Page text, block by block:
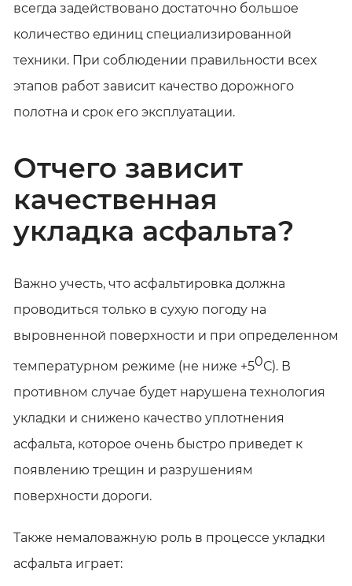
всегда задействовано достаточно большое
количество единиц специализированной
техники. При соблюдении правильности всех
этапов работ зависит качество дорожного
полотна и срок его эксплуатации.
Отчего зависит
качественная
укладка асфальта?
Важно учесть, что асфальтировка должна
проводиться только в сухую погоду на
выровненной поверхности и при определенном
температурном режиме (не ниже +50С). В
противном случае будет нарушена технология
укладки и снижено качество уплотнения
асфальта, которое очень быстро приведет к
появлению трещин и разрушениям
поверхности дороги.
Также немаловажную роль в процессе укладки
асфальта играет: